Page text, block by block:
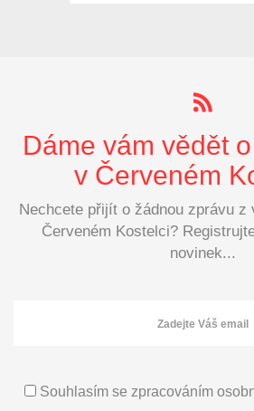
Dáme vám vědět
v Červeném
Nechcete přijít o žádnou zprávu z
Červeném Kostelci?
novinek...
Souhlasím se zpracováním